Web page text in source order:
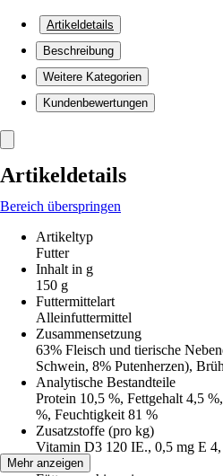
Artikeldetails
Beschreibung
Weitere Kategorien
Kundenbewertungen
Artikeldetails
Bereich überspringen
Artikeltyp
Futter
Inhalt in g
150 g
Futtermittelart
Alleinfuttermittel
Zusammensetzung
63% Fleisch und tierische
Schwein, 8% Putenherzen),
Analytische Bestandteile
Protein 10,5 %, Fettgehalt 4,5
%, Feuchtigkeit 81 %
Zusatzstoffe (pro kg)
Vitamin D3 120 IE., 0,5 mg E
E 2
Mehr anzeigen